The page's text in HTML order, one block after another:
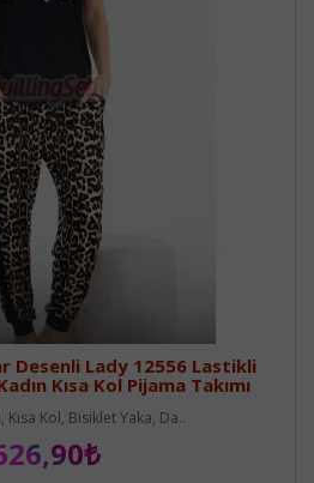
Desenli Lady 12556 Lastikli
Kısa Kol Pijama Takımı
Kol, Bisiklet Yaka, Da..